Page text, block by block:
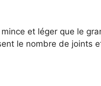
et léger que le
le nombre de joints